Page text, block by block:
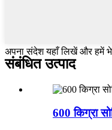
अपना संदेश यहाँ लिखें और हमें
संबंधित उत्पाद
600 किग्रा